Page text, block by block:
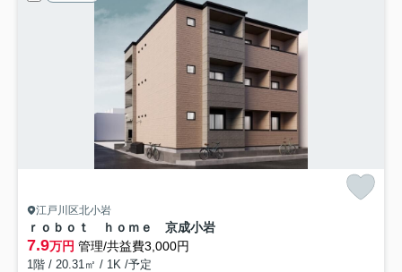
江戸川区北小岩
ｒｏｂｏｔ ｈｏｍｅ 京成小岩
7.9万円 管理/共益費3,000円
1階 / 20.31㎡ / 1K /予定